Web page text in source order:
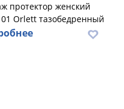
протектор женский
Orlett тазобедренный